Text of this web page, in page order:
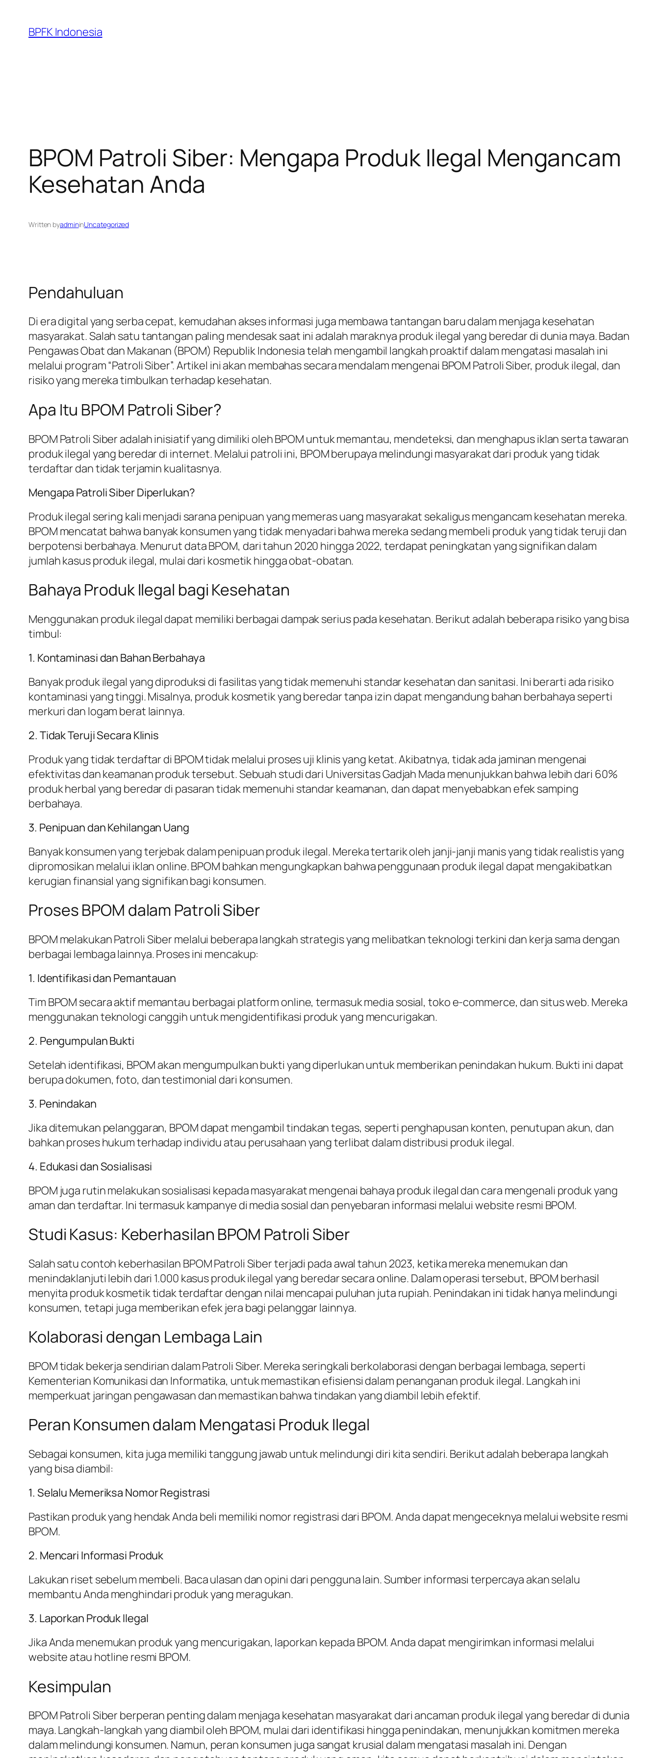
content
BPFK Indonesia
BPOM Patroli Siber: Mengapa Produk Ilegal Mengancam
Kesehatan Anda
Written byadmininUncategorized
Pendahuluan
Di era digital yang serba cepat, kemudahan akses informasi juga membawa tantangan baru dalam menjaga kesehatan
masyarakat. Salah satu tantangan paling mendesak saat ini adalah maraknya produk ilegal yang beredar di dunia maya. Badan
Pengawas Obat dan Makanan (BPOM) Republik Indonesia telah mengambil langkah proaktif dalam mengatasi masalah ini
melalui program “Patroli Siber”. Artikel ini akan membahas secara mendalam mengenai BPOM Patroli Siber, produk ilegal, dan
risiko yang mereka timbulkan terhadap kesehatan.
Apa Itu BPOM Patroli Siber?
BPOM Patroli Siber adalah inisiatif yang dimiliki oleh BPOM untuk memantau, mendeteksi, dan menghapus iklan serta tawaran
produk ilegal yang beredar di internet. Melalui patroli ini, BPOM berupaya melindungi masyarakat dari produk yang tidak
terdaftar dan tidak terjamin kualitasnya.
Mengapa Patroli Siber Diperlukan?
Produk ilegal sering kali menjadi sarana penipuan yang memeras uang masyarakat sekaligus mengancam kesehatan mereka.
BPOM mencatat bahwa banyak konsumen yang tidak menyadari bahwa mereka sedang membeli produk yang tidak teruji dan
berpotensi berbahaya. Menurut data BPOM, dari tahun 2020 hingga 2022, terdapat peningkatan yang signifikan dalam
jumlah kasus produk ilegal, mulai dari kosmetik hingga obat-obatan.
Bahaya Produk Ilegal bagi Kesehatan
Menggunakan produk ilegal dapat memiliki berbagai dampak serius pada kesehatan. Berikut adalah beberapa risiko yang bisa
timbul:
1. Kontaminasi dan Bahan Berbahaya
Banyak produk ilegal yang diproduksi di fasilitas yang tidak memenuhi standar kesehatan dan sanitasi. Ini berarti ada risiko
kontaminasi yang tinggi. Misalnya, produk kosmetik yang beredar tanpa izin dapat mengandung bahan berbahaya seperti
merkuri dan logam berat lainnya.
2. Tidak Teruji Secara Klinis
Produk yang tidak terdaftar di BPOM tidak melalui proses uji klinis yang ketat. Akibatnya, tidak ada jaminan mengenai
efektivitas dan keamanan produk tersebut. Sebuah studi dari Universitas Gadjah Mada menunjukkan bahwa lebih dari 60%
produk herbal yang beredar di pasaran tidak memenuhi standar keamanan, dan dapat menyebabkan efek samping
berbahaya.
3. Penipuan dan Kehilangan Uang
Banyak konsumen yang terjebak dalam penipuan produk ilegal. Mereka tertarik oleh janji-janji manis yang tidak realistis yang
dipromosikan melalui iklan online. BPOM bahkan mengungkapkan bahwa penggunaan produk ilegal dapat mengakibatkan
kerugian finansial yang signifikan bagi konsumen.
Proses BPOM dalam Patroli Siber
BPOM melakukan Patroli Siber melalui beberapa langkah strategis yang melibatkan teknologi terkini dan kerja sama dengan
berbagai lembaga lainnya. Proses ini mencakup:
1. Identifikasi dan Pemantauan
Tim BPOM secara aktif memantau berbagai platform online, termasuk media sosial, toko e-commerce, dan situs web. Mereka
menggunakan teknologi canggih untuk mengidentifikasi produk yang mencurigakan.
2. Pengumpulan Bukti
Setelah identifikasi, BPOM akan mengumpulkan bukti yang diperlukan untuk memberikan penindakan hukum. Bukti ini dapat
berupa dokumen, foto, dan testimonial dari konsumen.
3. Penindakan
Jika ditemukan pelanggaran, BPOM dapat mengambil tindakan tegas, seperti penghapusan konten, penutupan akun, dan
bahkan proses hukum terhadap individu atau perusahaan yang terlibat dalam distribusi produk ilegal.
4. Edukasi dan Sosialisasi
BPOM juga rutin melakukan sosialisasi kepada masyarakat mengenai bahaya produk ilegal dan cara mengenali produk yang
aman dan terdaftar. Ini termasuk kampanye di media sosial dan penyebaran informasi melalui website resmi BPOM.
Studi Kasus: Keberhasilan BPOM Patroli Siber
Salah satu contoh keberhasilan BPOM Patroli Siber terjadi pada awal tahun 2023, ketika mereka menemukan dan
menindaklanjuti lebih dari 1.000 kasus produk ilegal yang beredar secara online. Dalam operasi tersebut, BPOM berhasil
menyita produk kosmetik tidak terdaftar dengan nilai mencapai puluhan juta rupiah. Penindakan ini tidak hanya melindungi
konsumen, tetapi juga memberikan efek jera bagi pelanggar lainnya.
Kolaborasi dengan Lembaga Lain
BPOM tidak bekerja sendirian dalam Patroli Siber. Mereka seringkali berkolaborasi dengan berbagai lembaga, seperti
Kementerian Komunikasi dan Informatika, untuk memastikan efisiensi dalam penanganan produk ilegal. Langkah ini
memperkuat jaringan pengawasan dan memastikan bahwa tindakan yang diambil lebih efektif.
Peran Konsumen dalam Mengatasi Produk Ilegal
Sebagai konsumen, kita juga memiliki tanggung jawab untuk melindungi diri kita sendiri. Berikut adalah beberapa langkah
yang bisa diambil:
1. Selalu Memeriksa Nomor Registrasi
Pastikan produk yang hendak Anda beli memiliki nomor registrasi dari BPOM. Anda dapat mengeceknya melalui website resmi
BPOM.
2. Mencari Informasi Produk
Lakukan riset sebelum membeli. Baca ulasan dan opini dari pengguna lain. Sumber informasi terpercaya akan selalu
membantu Anda menghindari produk yang meragukan.
3. Laporkan Produk Ilegal
Jika Anda menemukan produk yang mencurigakan, laporkan kepada BPOM. Anda dapat mengirimkan informasi melalui
website atau hotline resmi BPOM.
Kesimpulan
BPOM Patroli Siber berperan penting dalam menjaga kesehatan masyarakat dari ancaman produk ilegal yang beredar di dunia
maya. Langkah-langkah yang diambil oleh BPOM, mulai dari identifikasi hingga penindakan, menunjukkan komitmen mereka
dalam melindungi konsumen. Namun, peran konsumen juga sangat krusial dalam mengatasi masalah ini. Dengan